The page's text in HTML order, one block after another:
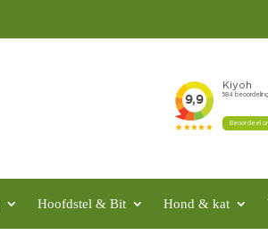
Hoofdstel & Bit Hond & kat